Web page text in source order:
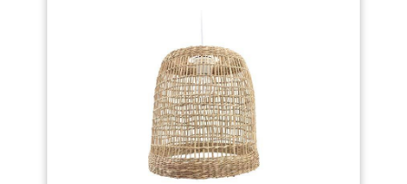
papier en fait un luminaire très
léger, simplifiant sa fixation au
plafond en toute sécurité.
FORMAT GÉNÉREUX POUR VOS
PIÈCES DE VIE : Avec son
diamètre de 58 cm, cette
suspension devient un élément
central qui habille l'espace de
votre salon ou de votre salle à
manger. ATMOSPHERA,
une pièce maîtresse, parfaite
pour habiller de grands
volumes comme un salon ou une
PERSONNALISEZ VOTRE
ÉCLAIRAGE : Douille E27
standard pour choisir l'ampoule
(40W max, non incluse) créant
l'ambiance lumineuse
souhaitée. ATMOSPHERA,